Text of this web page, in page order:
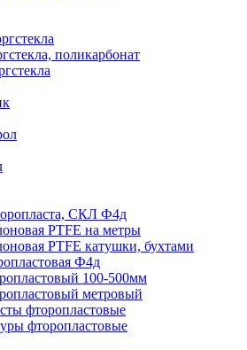
поликарбонат
СКЛ Ф4д
PTFE на метры
PTFE катушки, бухтами
Ф4д
100-500мм
метровый
фторопластовые
фторопластовые